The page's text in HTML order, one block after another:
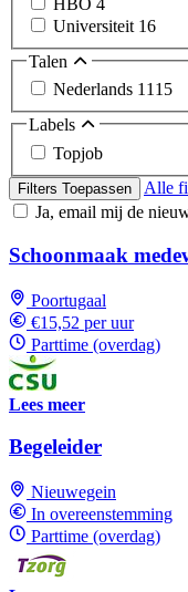
Universiteit 16
Talen
Nederlands 1115
Labels
Topjob
Filters Toepassen
Alle
Ja, email mij de
Schoonmaak
Poortugaal
€15,52 per uur
Parttime (overdag)
Lees meer
Begeleider
Nieuwegein
In overeenstemming
Parttime (overdag)